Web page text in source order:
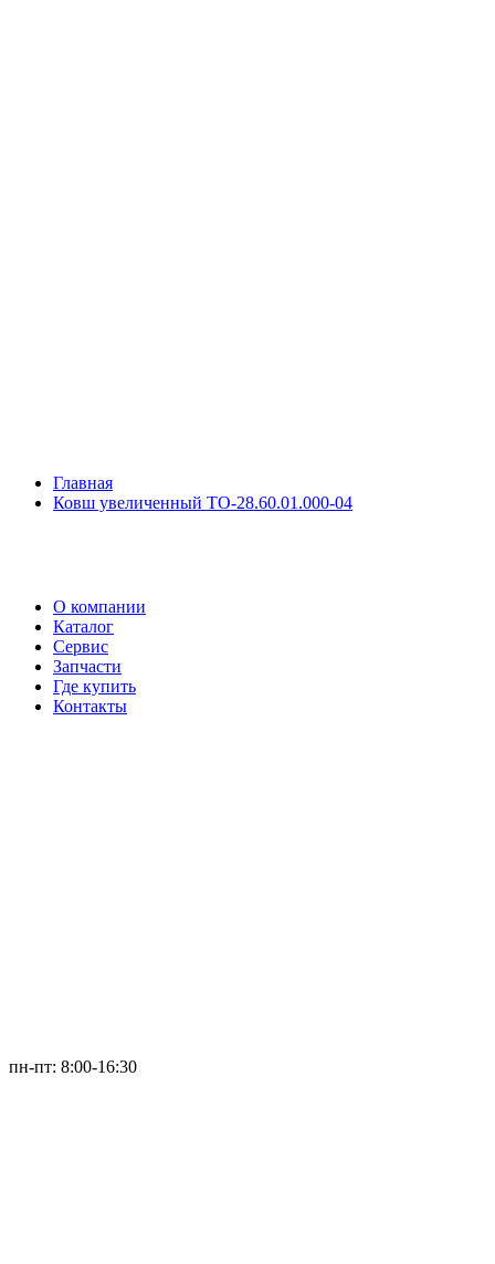
Главная
Ковш увеличенный ТО-28.60.01.000-04
О компании
Каталог
Сервис
Запчасти
Где купить
Контакты
пн-пт: 8:00-16:30